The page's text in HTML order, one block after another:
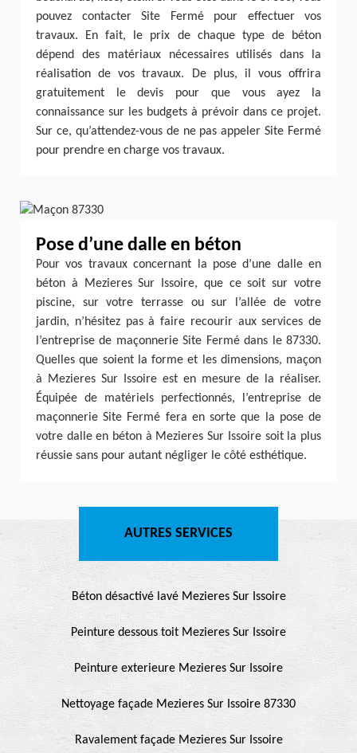
pouvez contacter Site Fermé pour effectuer vos
travaux. En fait, le prix de chaque type de béton
dépend des matériaux nécessaires utilisés dans la
réalisation de vos travaux. De plus, il vous offrira
gratuitement le devis pour que vous ayez la
connaissance sur les budgets à prévoir dans ce projet.
Sur ce, qu’attendez-vous de ne pas appeler Site Fermé
pour prendre en charge vos travaux.
Pose d’une dalle en béton
Pour vos travaux concernant la pose d’une dalle en
béton à Mezieres Sur Issoire, que ce soit sur votre
piscine, sur votre terrasse ou sur l’allée de votre
jardin, n’hésitez pas à faire recourir aux services de
l’entreprise de maçonnerie Site Fermé dans le 87330.
Quelles que soient la forme et les dimensions, maçon
à Mezieres Sur Issoire est en mesure de la réaliser.
Équipée de matériels perfectionnés, l’entreprise de
maçonnerie Site Fermé fera en sorte que la pose de
votre dalle en béton à Mezieres Sur Issoire soit la plus
réussie sans pour autant négliger le côté esthétique.
AUTRES SERVICES
Béton désactivé lavé Mezieres Sur Issoire
Peinture dessous toit Mezieres Sur Issoire
Peinture exterieure Mezieres Sur Issoire
Nettoyage façade Mezieres Sur Issoire 87330
Ravalement façade Mezieres Sur Issoire